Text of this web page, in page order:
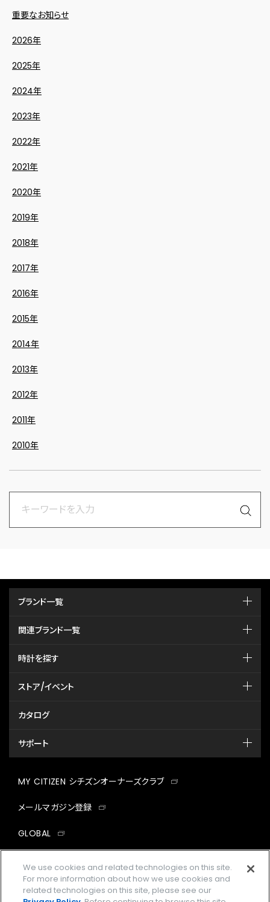
重要なお知らせ
2026年
2025年
2024年
2023年
2022年
2021年
2020年
2019年
2018年
2017年
2016年
2015年
2014年
2013年
2012年
2011年
2010年
ブランド一覧
関連ブランド一覧
時計を探す
ストア/イベント
カタログ
サポート
MY CITIZEN シチズンオーナーズクラブ
メールマガジン登録
GLOBAL
facebookinstagramtwitter
We use cookies and related technologies on this site.
For more information about how we use cookies and
related technologies on this site, please see our